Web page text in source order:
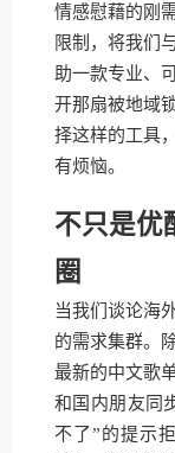
情感慰藉的刚
限制，将我们
助一款专业、
开那扇被地域
择这样的工具
有烦恼。
不只是优
圈
当我们谈论海
的需求集群。
最新的中文歌
和国内朋友同
不了”的提示